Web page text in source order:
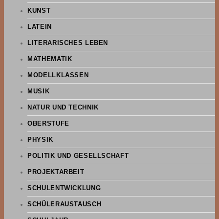
KUNST
LATEIN
LITERARISCHES LEBEN
MATHEMATIK
MODELLKLASSEN
MUSIK
NATUR UND TECHNIK
OBERSTUFE
PHYSIK
POLITIK UND GESELLSCHAFT
PROJEKTARBEIT
SCHULENTWICKLUNG
SCHÜLERAUSTAUSCH